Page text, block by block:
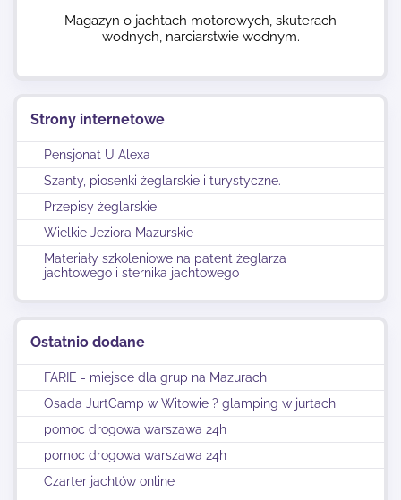
Strony internetowe
Pensjonat U Alexa
Szanty, piosenki żeglarskie i turystyczne.
Przepisy żeglarskie
Wielkie Jeziora Mazurskie
Materiały szkoleniowe na patent żeglarza
jachtowego i sternika jachtowego
Ostatnio dodane
FARIE - miejsce dla grup na Mazurach
Osada JurtCamp w Witowie ? glamping w jurtach
pomoc drogowa warszawa 24h
pomoc drogowa warszawa 24h
Czarter jachtów online
Magazyn o jachtach motorowych, skuterach
wodnych, narciarstwie wodnym.